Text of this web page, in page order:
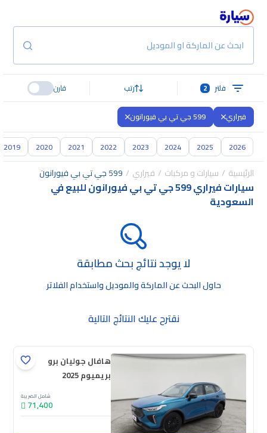
ابحث عن الماركة او الموديل
فلتر 2 رتب قارن
فيراري 599 جي تي بي فيورانون
2026
2025
2024
2023
2022
2021
2020
2019
الرئيسية سيارات و مركبات فيراري 599 جي تي بي فيورانون
سيارات فيراري 599 جي تي بي فيورانون للبيع في
السعودية
لا يوجد نتائج بحث مطابقة
حاول البحث عن الماركة والموديل واستخدام الفلاتر
نقترح عليك النتائج التالية
هافال جوليان برو
بريميوم 2025
شامل الضريبة
71,400
جديدة
ملوحة